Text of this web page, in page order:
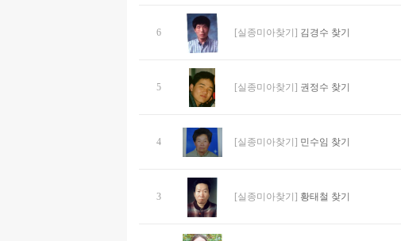
6 [실종미아찾기] 김경수 찾기
5 [실종미아찾기] 권정수 찾기
4 [실종미아찾기] 민수임 찾기
3 [실종미아찾기] 황태철 찾기